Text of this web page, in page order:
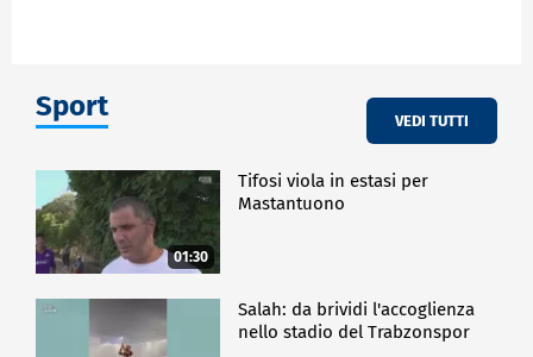
Sport VEDI TUTTI
01:30
Tifosi viola in estasi per
Mastantuono
Salah: da brividi l'accoglienza
nello stadio del Trabzonspor